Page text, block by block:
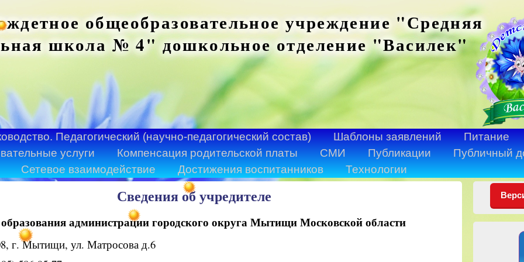
общеобразовательное учреждение "Средняя
школа № 4" дошкольное отделение "Василек"
Педагогический (научно-педагогический состав) Шаблоны заявлений
Питание
услуги
Компенсация родительской платы СМИ Публикации
Публичный
Сетевое взаимодействие
Достижения воспитанников Технологии
Сведения об учредителе
администрации городского округа Мытищи Московской области
г. Мытищи, ул. Матросова д.6